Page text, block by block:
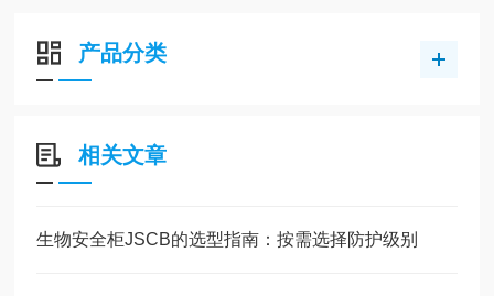
产品分类
相关文章
生物安全柜JSCB的选型指南：按需选择防护级别